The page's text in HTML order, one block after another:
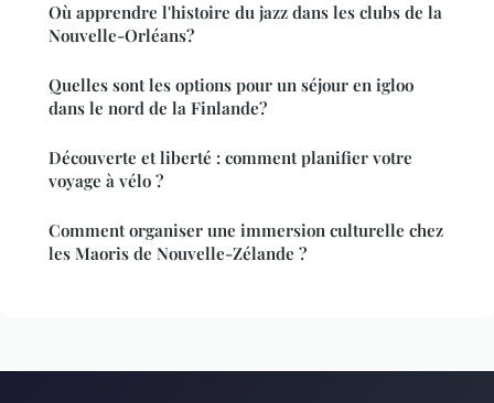
Où apprendre l'histoire du jazz dans les clubs de la
Nouvelle-Orléans?
Quelles sont les options pour un séjour en igloo
dans le nord de la Finlande?
Découverte et liberté : comment planifier votre
voyage à vélo ?
Comment organiser une immersion culturelle chez
les Maoris de Nouvelle-Zélande ?